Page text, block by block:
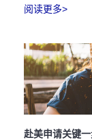
阅读更多>
赴美申请关键